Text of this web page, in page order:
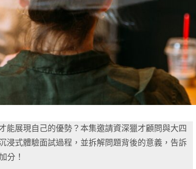
能展現自己的優勢？本集邀請資深獵才顧問與大四
浸式體驗面試過程，並拆解問題背後的意義，告訴
分！